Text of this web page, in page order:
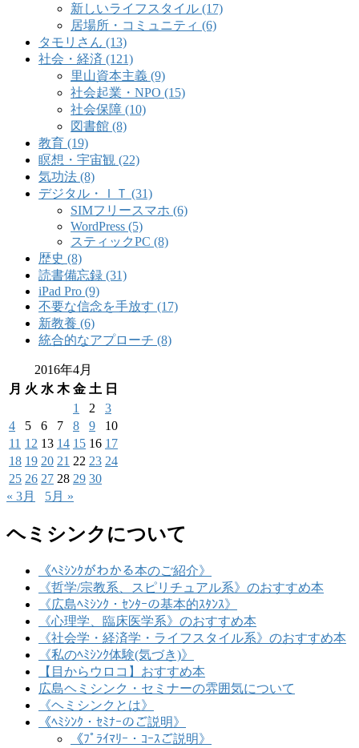
新しいライフスタイル (17)
居場所・コミュニティ (6)
タモリさん (13)
社会・経済 (121)
里山資本主義 (9)
社会起業・NPO (15)
社会保障 (10)
図書館 (8)
教育 (19)
瞑想・宇宙観 (22)
気功法 (8)
デジタル・ＩＴ (31)
SIMフリースマホ (6)
WordPress (5)
スティックPC (8)
歴史 (8)
読書備忘録 (31)
iPad Pro (9)
不要な信念を手放す (17)
新教養 (6)
統合的なアプローチ (8)
2016年4月
月 火 水 木 金 土 日
1
2
3
4
5 6 7 8 9
10
11 12 13 14 15 16 17
18 19 20 21 22 23 24
25 26 27 28 29 30
« 3月
5月 »
ヘミシンクについて
《ﾍﾐｼﾝｸがわかる本のご紹介》
《哲学/宗教系、スピリチュアル系》のおすすめ本
《広島ﾍﾐｼﾝｸ・ｾﾝﾀｰの基本的ｽﾀﾝｽ》
《心理学、臨床医学系》のおすすめ本
《社会学・経済学・ライフスタイル系》のおすすめ本
《私のﾍﾐｼﾝｸ体験(気づき)》
【目からウロコ】おすすめ本
広島ヘミシンク・セミナーの雰囲気について
《ヘミシンクとは》
《ﾍﾐｼﾝｸ・ｾﾐﾅｰのご説明》
《ﾌﾟﾗｲﾏﾘｰ・ｺｰｽご説明》